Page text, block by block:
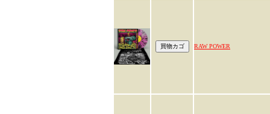
RAW POWER